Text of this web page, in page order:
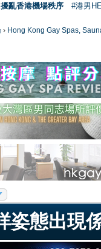
亂香港機場秩序 #港男
› Hong Kong Gay Spas,
姿態出現